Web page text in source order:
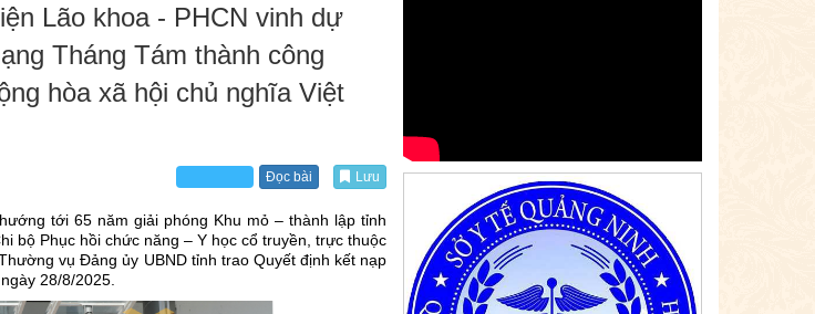
Lão khoa - PHCN vinh dự
Tháng Tám thành công
hòa xã hội chủ nghĩa Việt
Đọc bài Lưu
tới 65 năm giải phóng Khu mỏ – thành lập tỉnh
bộ Phục hồi chức năng – Y học cổ truyền, trực thuộc
vụ Đảng ủy UBND tỉnh trao Quyết định kết nạp
28/8/2025.